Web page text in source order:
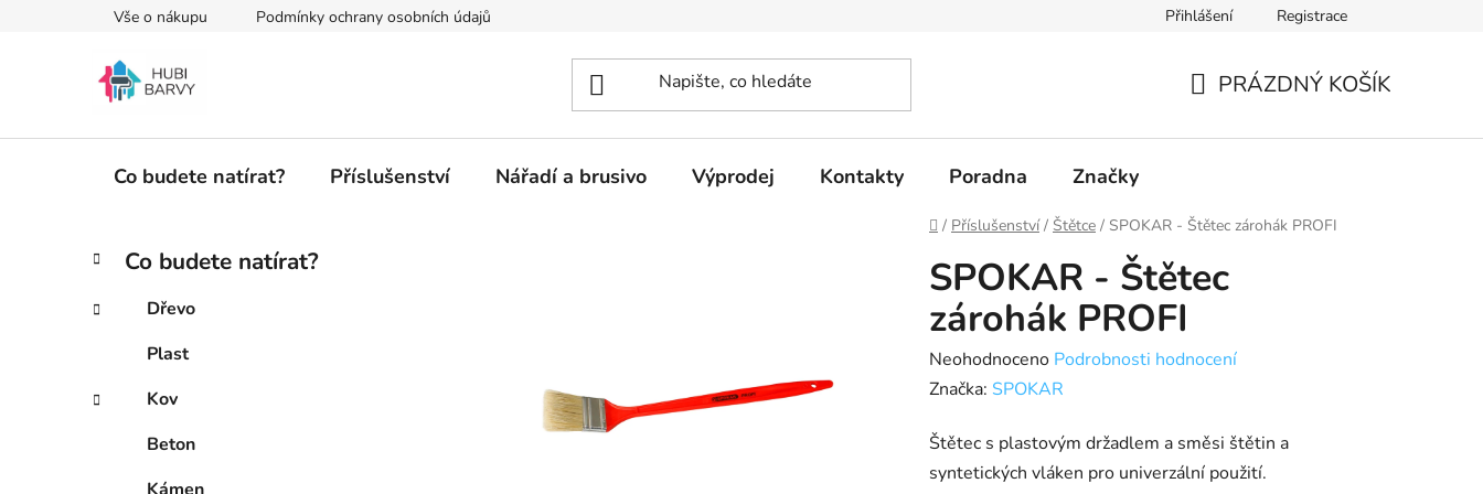
Vše o nákupu Podmínky ochrany osobních údajů Přihlášení Registrace
PRÁZDNÝ KOŠÍK
Co budete natírat? Příslušenství Nářadí a brusivo Výprodej Kontakty Poradna Značky
Domů
/ Příslušenství / Štětce / SPOKAR - Štětec zárohák PROFI
P
s
a
Přeskočit
kategorie
K
a
e
r
Co budete natírat?
Dřevo
Plast
Kov
Beton
SPOKAR - Štětec
zárohák PROFI
Průměrné
hodnocení
je
0,0
Neohodnoceno Podrobnosti hodnocení
Značka: SPOKAR
Štětec s plastovým držadlem a směsi štětin a
syntetických vláken pro univerzální použití.